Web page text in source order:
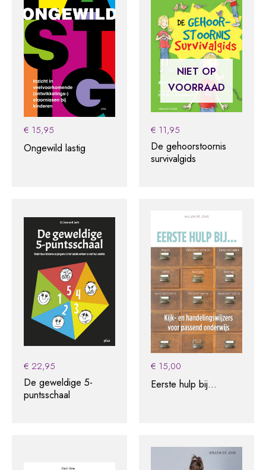
€ 15,95
Ongewild lastig
NIET OP
VOORRAAD
€ 11,95
De gehoorstoornis
survivalgids
€ 22,95
De geweldige 5-
puntsschaal
€ 15,00
Eerste hulp bij…